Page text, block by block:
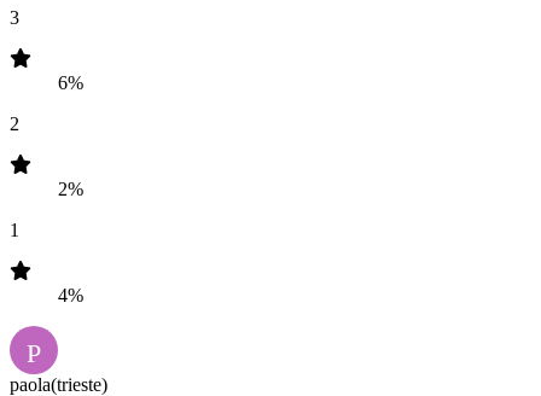
3
6%
2
2%
1
4%
P
paola(trieste)